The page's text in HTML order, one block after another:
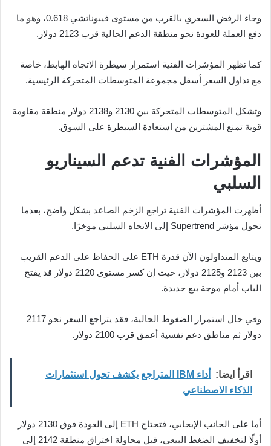
وجاء الرفض السعري بالقرب من مستوى فيبوناتشي 0.618، وهو ما
دفع العملة للعودة نحو منطقة الدعم الحالية قرب 2123 دولار.
كما تظهر المؤشرات الفنية استمرار سيطرة الاتجاه الهابط، خاصة
مع تداول السعر أسفل مجموعة المتوسطات المتحركة الرئيسية.
وتشكل المتوسطات المتحركة بين 2130 و2138 دولار منطقة مقاومة
قوية تمنع المشترين من استعادة السيطرة على السوق.
المؤشرات الفنية تدعم السيناريو
السلبي
أظهرت المؤشرات الفنية تراجع الزخم الصاعد بشكل واضح، بعدما
تحول مؤشر Supertrend إلى الاتجاه السلبي مؤخرًا.
ويتابع المتداولون الآن قدرة ETH على الحفاظ على الدعم القريب
بين 2123 و2125 دولار، حيث إن كسر مستوى 2120 دولار قد يفتح
الباب أمام موجة بيع جديدة.
وفي حال استمرار الضغوط الحالية، فقد يتراجع السعر نحو 2117
دولار ثم مناطق دعم نفسية أعمق قرب 2100 دولار.
اقرأ ايضا:
أداء IBM المتراجع يكشف تحول استثمارات
الذكاء الاصطناعي
أما على الجانب الإيجابي، فتحتاج ETH إلى العودة فوق 2130 دولار
أولًا لتخفيف الضغط البيعي، قبل محاولة اختراق منطقة 2142 إلى